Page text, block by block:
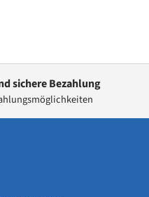
sichere Bezahlung